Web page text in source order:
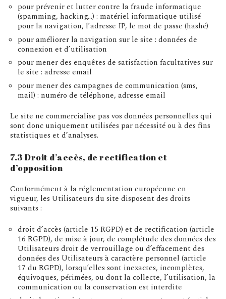
pour prévenir et lutter contre la fraude informatique
(spamming, hacking…) : matériel informatique utilisé
pour la navigation, l’adresse IP, le mot de passe (hashé)
pour améliorer la navigation sur le site : données de
connexion et d’utilisation
pour mener des enquêtes de satisfaction facultatives sur
le site : adresse email
pour mener des campagnes de communication (sms,
mail) : numéro de téléphone, adresse email
Le site ne commercialise pas vos données personnelles qui
sont donc uniquement utilisées par nécessité ou à des fins
statistiques et d’analyses.
7.3 Droit d’accès, de rectification et
d’opposition
Conformément à la réglementation européenne en
vigueur, les Utilisateurs du site disposent des droits
suivants :
droit d’accès (article 15 RGPD) et de rectification (article
16 RGPD), de mise à jour, de complétude des données des
Utilisateurs droit de verrouillage ou d’effacement des
données des Utilisateurs à caractère personnel (article
17 du RGPD), lorsqu’elles sont inexactes, incomplètes,
équivoques, périmées, ou dont la collecte, l’utilisation, la
communication ou la conservation est interdite